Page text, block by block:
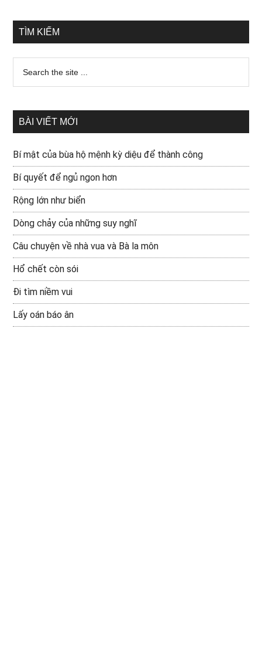
TÌM KIẾM
BÀI VIẾT MỚI
Bí mật của bùa hộ mệnh kỳ diệu để thành công
Bí quyết để ngủ ngon hơn
Rộng lớn như biển
Dòng chảy của những suy nghĩ
Câu chuyện về nhà vua và Bà la môn
Hổ chết còn sói
Đi tìm niềm vui
Lấy oán báo ân